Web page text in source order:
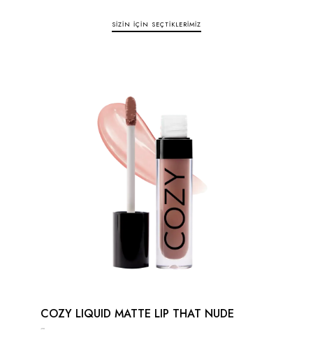
SIZIN İÇIN SEÇTIKLERIMIZ
COZY LIQUID MATTE LIP THAT NUDE